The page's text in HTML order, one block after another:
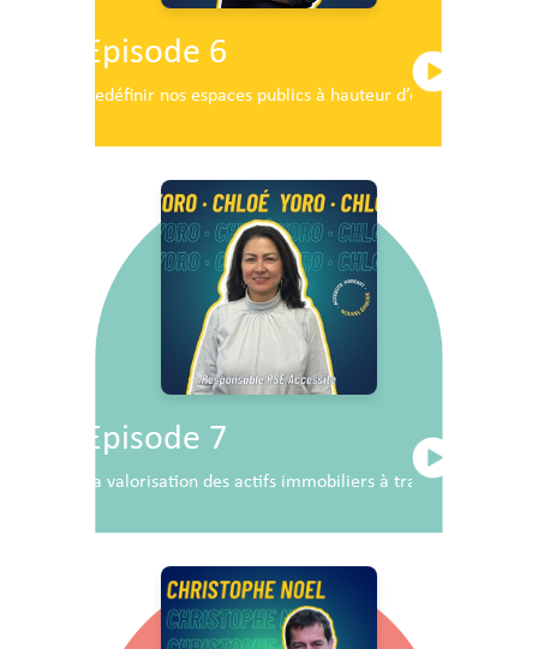
Episode 6
Redéfinir nos espaces publics à hauteur d’enfants
Episode 7
La valorisation des actifs immobiliers à travers la RSE